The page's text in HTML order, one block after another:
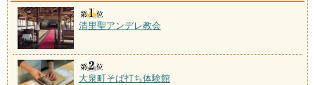
清里聖アンデレ教会
大泉町そば打ち体験館